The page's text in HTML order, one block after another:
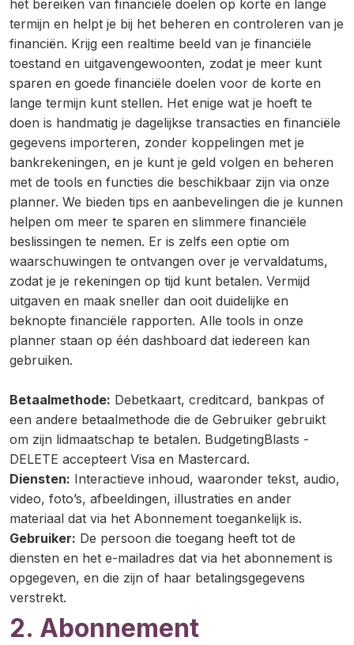
het bereiken van financiële doelen op korte en lange
termijn en helpt je bij het beheren en controleren van je
financiën. Krijg een realtime beeld van je financiële
toestand en uitgavengewoonten, zodat je meer kunt
sparen en goede financiële doelen voor de korte en
lange termijn kunt stellen. Het enige wat je hoeft te
doen is handmatig je dagelijkse transacties en financiële
gegevens importeren, zonder koppelingen met je
bankrekeningen, en je kunt je geld volgen en beheren
met de tools en functies die beschikbaar zijn via onze
planner. We bieden tips en aanbevelingen die je kunnen
helpen om meer te sparen en slimmere financiële
beslissingen te nemen. Er is zelfs een optie om
waarschuwingen te ontvangen over je vervaldatums,
zodat je je rekeningen op tijd kunt betalen. Vermijd
uitgaven en maak sneller dan ooit duidelijke en
beknopte financiële rapporten. Alle tools in onze
planner staan op één dashboard dat iedereen kan
gebruiken.
Betaalmethode: Debetkaart, creditcard, bankpas of
een andere betaalmethode die de Gebruiker gebruikt
om zijn lidmaatschap te betalen. BudgetingBlasts -
DELETE accepteert Visa en Mastercard.
Diensten: Interactieve inhoud, waaronder tekst, audio,
video, foto’s, afbeeldingen, illustraties en ander
materiaal dat via het Abonnement toegankelijk is.
Gebruiker: De persoon die toegang heeft tot de
diensten en het e-mailadres dat via het abonnement is
opgegeven, en die zijn of haar betalingsgegevens
verstrekt.
2. Abonnement